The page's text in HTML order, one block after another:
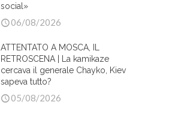
social»
06/08/2026
ATTENTATO A MOSCA, IL
RETROSCENA | La kamikaze
cercava il generale Chayko, Kiev
sapeva tutto?
05/08/2026